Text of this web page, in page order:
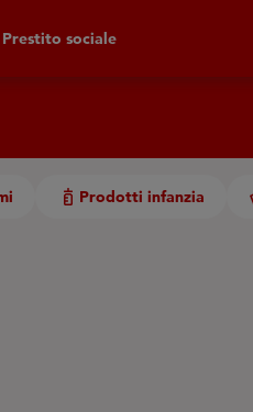
Prestito sociale
Prodotti infanzia